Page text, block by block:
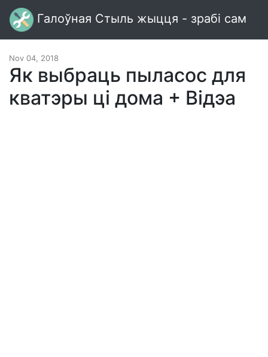
Галоўная Стыль жыцця - зрабі сам
Nov 04, 2018
Як выбраць пыласос для
кватэры ці дома + Відэа